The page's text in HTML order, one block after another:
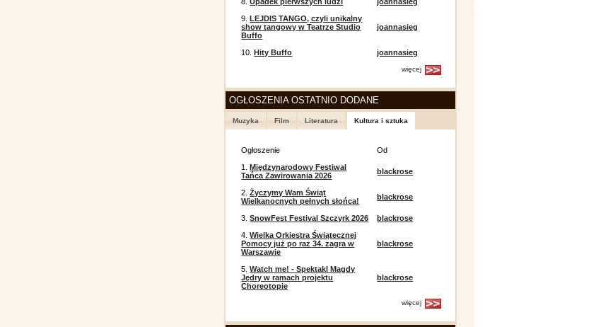
9.LEJDIS TANGO, czyli unikalny
show tangowy w Teatrze Studio
Buffo
joannasieg
10.Hity Buffo joannasieg
więcej
OGŁOSZENIA OSTATNIO DODANE
Muzyka Film Literatura Kultura i sztuka
Ogłoszenie
Od
1.Międzynarodowy Festiwal
Tańca Zawirowania 2026
blackrose
2.Życzymy Wam Świąt
Wielkanocnych pełnych słońca!
blackrose
3.SnowFest Festival Szczyrk 2026
blackrose
4.Wielka Orkiestra Świątecznej
Pomocy już po raz 34. zagra w
Warszawie
blackrose
5.Watch me! - Spektakl Magdy
Jędry w ramach projektu
Choreotopie
blackrose
więcej